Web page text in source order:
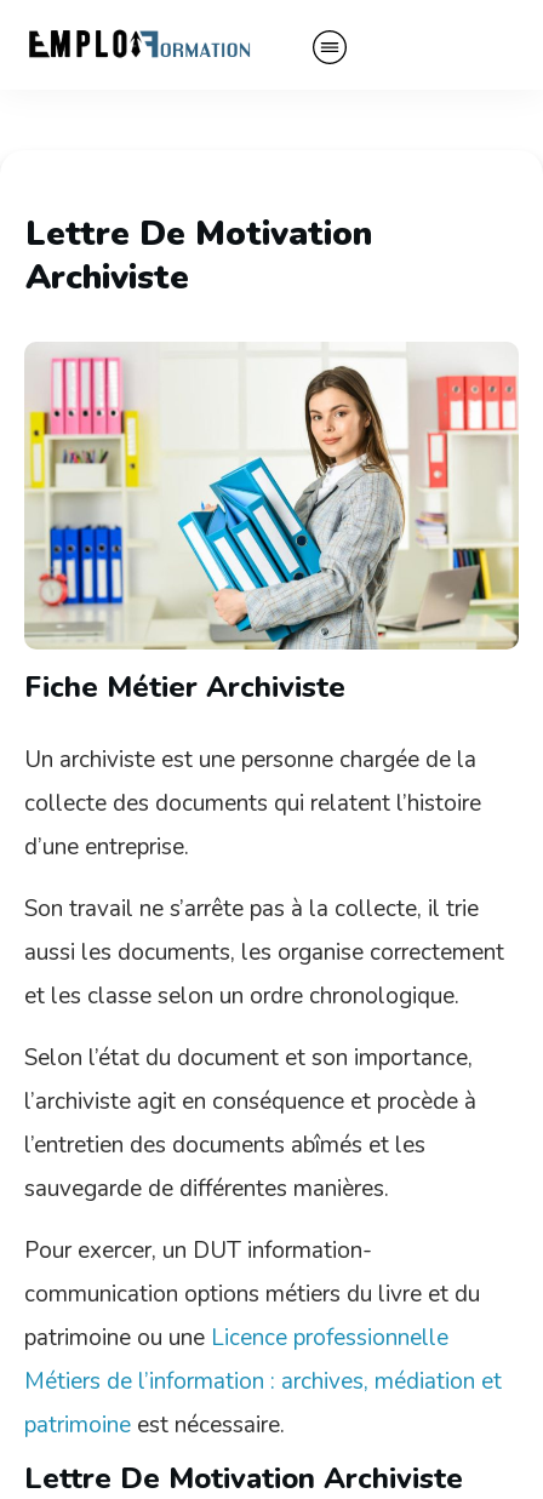
Lettre De Motivation
Archiviste
Fiche Métier Archiviste
Un archiviste est une personne chargée de la
collecte des documents qui relatent l’histoire
d’une entreprise.
Son travail ne s’arrête pas à la collecte, il trie
aussi les documents, les organise correctement
et les classe selon un ordre chronologique.
Selon l’état du document et son importance,
l’archiviste agit en conséquence et procède à
l’entretien des documents abîmés et les
sauvegarde de différentes manières.
Pour exercer, un DUT information-
communication options métiers du livre et du
patrimoine ou une Licence professionnelle
Métiers de l’information : archives, médiation et
patrimoine est nécessaire.
Lettre De Motivation Archiviste